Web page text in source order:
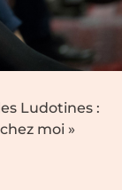
Ludotines :
moi »